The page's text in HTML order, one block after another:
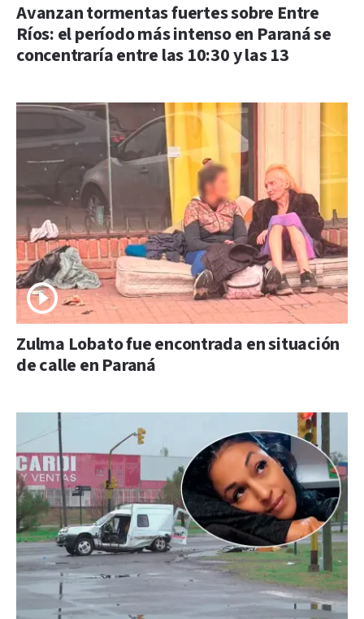
Avanzan tormentas fuertes sobre Entre
Ríos: el período más intenso en Paraná se
concentraría entre las 10:30 y las 13
Zulma Lobato fue encontrada en situación
de calle en Paraná